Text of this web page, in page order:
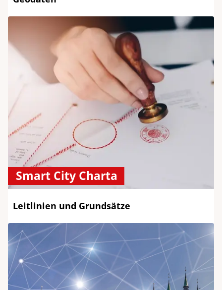
Smart City Charta
Leitlinien und Grundsätze